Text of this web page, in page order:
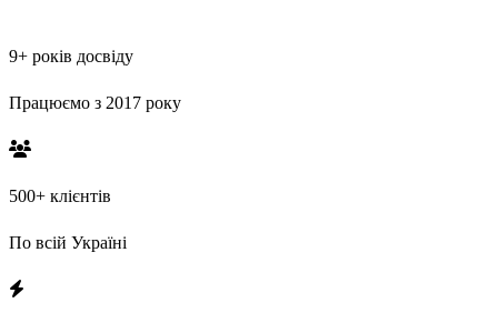
9+ років досвіду
Працюємо з 2017 року
500+ клієнтів
По всій Україні